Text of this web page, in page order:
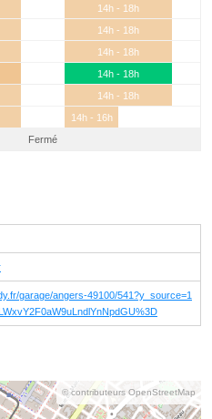
14h - 18h
14h - 18h
14h - 18h
14h - 18h
14h - 18h
14h - 16h
Fermé
garage/angers-49100/541?y_source=1
© contributeurs OpenStreetMap